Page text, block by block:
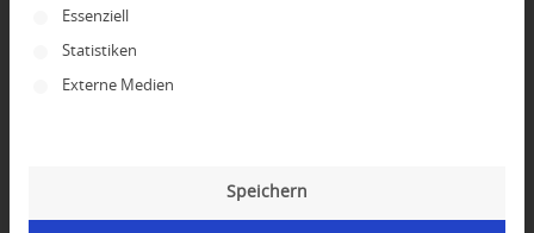
Es folgt eine Liste der Service-Gruppen, für die
Essenziell
Statistiken
Externe Medien
Speichern